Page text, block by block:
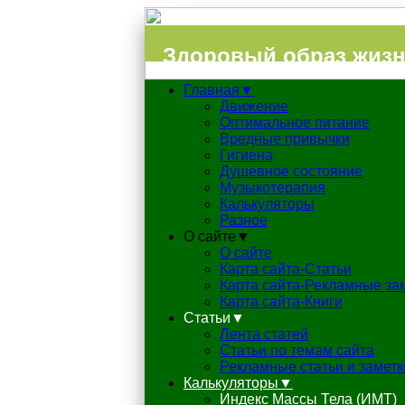
Здоровый образ
Главная▼
Движение
Оптимальное питание
Вредные привычки
Гигиена
Душевное состояние
Музыкотерапия
Калькуляторы
Разное
О сайте▼
О сайте
Карта сайта-Статьи
Карта сайта-Рекламные
Карта сайта-Книги
Статьи▼
Лента статей
Статьи по темам сайта
Рекламные статьи и
Калькуляторы▼
Индекс Массы Тела (ИМТ)